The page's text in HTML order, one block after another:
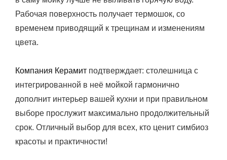
Рабочая поверхность получает термошок, со
временем приводящий к трещинам и изменениям
цвета.
Компания Керамит подтверждает: столешница с
интегрированной в неё мойкой гармонично
дополнит интерьер вашей кухни и при правильном
выборе прослужит максимально продолжительный
срок. Отличный выбор для всех, кто ценит симбиоз
красоты и практичности!